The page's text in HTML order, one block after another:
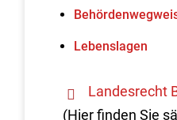
Lebenslagen
Landesrecht
(Hier finden Sie